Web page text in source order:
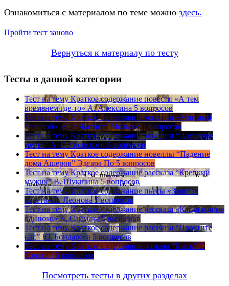
Ознакомиться с материалом по теме можно здесь.
Пройти тест заново
Вернуться к материалу по тесту
Тесты в данной категории
Тест на тему Краткое содержание повести «А тем
временем где-то» А. Алексина 5 вопросов
Тест на тему Краткое содержание комедии «Мнимый
больной» Жана-Батиста Мольера 5 вопросов
Тест на тему Краткое содержание комедии “Доходное
место” А. Островского 5 вопросов
Тест на тему Краткое содержание новеллы “Падение
дома Ашеров” Эдгара По 5 вопросов
Тест на тему Краткое содержание рассказа “Крепкий
мужик” В. Шукшина 5 вопросов
Тест на тему Краткое содержание пьесы «Золотая
карета» Л. Леонова 5 вопросов
Тест на тему Краткое содержание рассказа «Когда в доме
одиноко» К. Саймака 5 вопросов
Тест на тему Краткое содержание рассказа “Простите
нас” Ю. Бондарева 5 вопросов
Тест на тему Краткое содержание романа “Кысь” Т.
Толстой 5 вопросов
Посмотреть тесты в других разделах